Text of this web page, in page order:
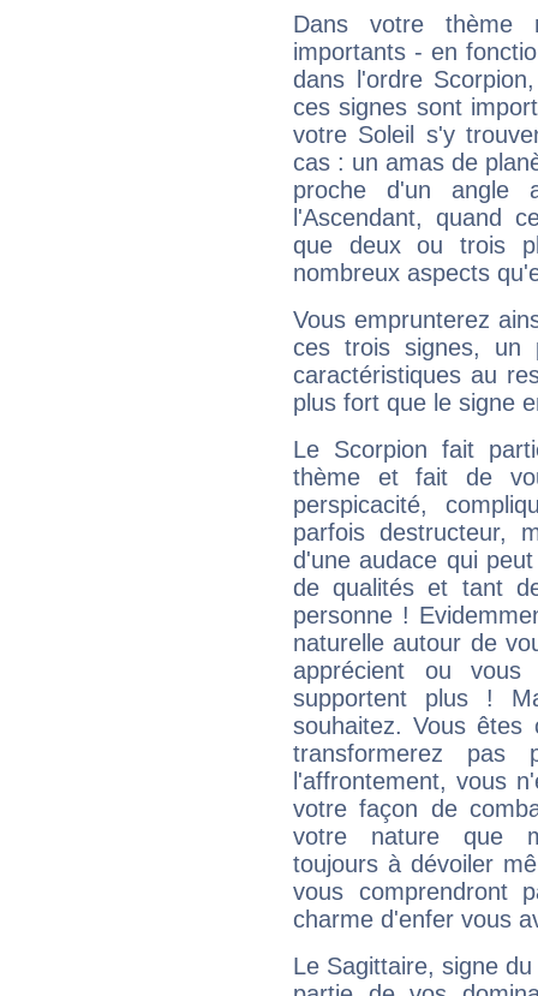
Dans votre thème
importants - en
dans l'ordre
ces signes sont
votre Soleil s'y
cas : un amas de
proche d'un
l'Ascendant, quand
que deux ou trois
nombreux aspects
Vous emprunterez
ces trois signes, un
caractéristiques au
plus fort que le signe
Le Scorpion fait
thème et fait de
perspicacité,
parfois destructeur,
d'une audace qui
de qualités et tant
personne !
naturelle autour de
apprécient ou
supportent plus !
souhaitez. Vous
transformerez
l'affrontement, vous
votre façon de
votre nature que
toujours à dévoiler
vous comprendront
charme d'enfer vous
Le Sagittaire, signe